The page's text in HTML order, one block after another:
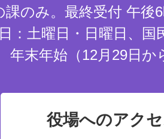
課のみ。最終受付 午
：土曜日・日曜日、国
年末年始（12月29日か
役場へのアク